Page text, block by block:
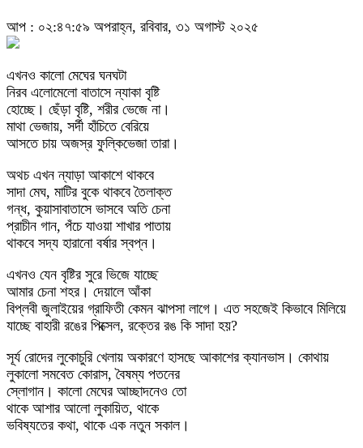
আপ : ০২:৪৭:৫৯ অপরাহ্ন, রবিবার, ৩১ অগাস্ট ২০২৫
এখনও কালো মেঘের ঘনঘটা
নিরব এলোমেলো বাতাসে ন্যাকা বৃষ্টি
হোচ্ছে। ছেঁড়া বৃষ্টি, শরীর ভেজে না।
মাথা ভেজায়, সর্দী হাঁচিতে বেরিয়ে
আসতে চায় অজস্র ফুল্কিভেজা তারা।
অথচ এখন ন্যাড়া আকাশে থাকবে
সাদা মেঘ, মাটির বুকে থাকবে তৈলাক্ত
গন্ধ, কুয়াসাবাতাসে ভাসবে অতি চেনা
প্রাচীন গান, পঁচে যাওয়া শাখার পাতায়
থাকবে সদ্য হারানো বর্ষার স্বপ্ন।
এখনও যেন বৃষ্টির সুরে ভিজে যাচ্ছে
আমার চেনা শহর। দেয়ালে আঁকা
বিপ্লবী জুলাইয়ের গ্রাফিতী কেমন ঝাপসা লাগে। এত সহজেই কিভাবে মিলিয়ে
যাচ্ছে বাহারী রঙের পিক্সেল, রক্তের রঙ কি সাদা হয়?
সূর্য রোদের লুকোচুরি খেলায় অকারণে হাসছে আকাশের ক্যানভাস। কোথায়
লুকালো সমবেত কোরাস, বৈষম্য পতনের
স্লোগান। কালো মেঘের আচ্ছাদনেও তো
থাকে আশার আলো লুকায়িত, থাকে
ভবিষ্যতের কথা, থাকে এক নতুন সকাল।